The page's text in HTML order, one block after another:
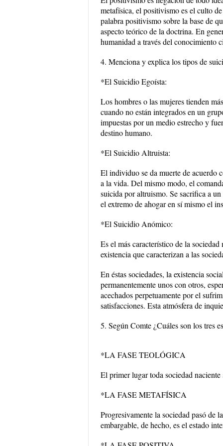
metafísica, el positivismo es el culto
palabra positivismo sobre la base de
aspecto teórico de la doctrina. En
humanidad a través del conocimiento
4. Menciona y explica los tipos de
*El Suicidio Egoísta:
Los hombres o las mujeres tienden
cuando no están integrados en un
impuestas por un medio estrecho y
destino humano.
*El Suicidio Altruista:
El individuo se da muerte de acuerdo
a la vida. Del mismo modo, el
suicida por altruismo. Se sacrifica a
el extremo de ahogar en sí mismo el
*El Suicidio Anómico:
Es el más característico de la
existencia que caracterizan a las
En éstas sociedades, la existencia
permanentemente unos con otros,
acechados perpetuamente por el
satisfacciones. Esta atmósfera de
5. Según Comte ¿Cuáles son los tres
*LA FASE TEOLÓGICA
El primer lugar toda sociedad
*LA FASE METAFÍSICA
Progresivamente la sociedad pasó de
embargable, de hecho, es el estado